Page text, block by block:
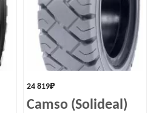
24 819₽
Camso (Solideal)